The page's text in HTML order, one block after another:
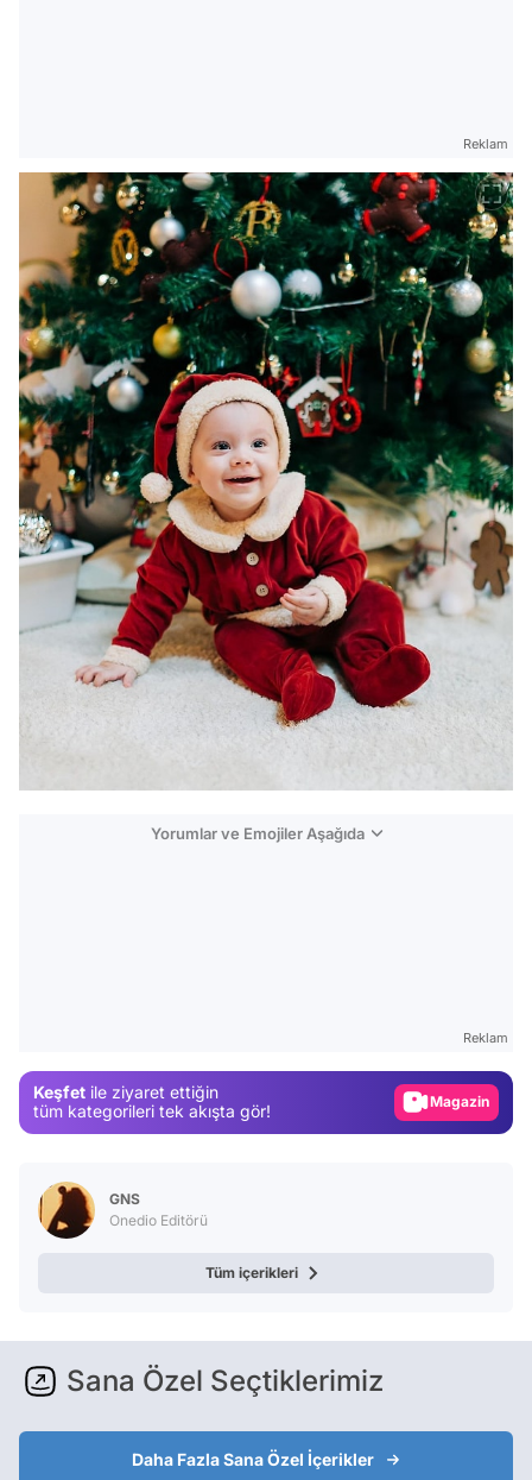
Reklam
Yorumlar ve Emojiler Aşağıda
Reklam
Keşfet ile ziyaret ettiğin
tüm kategorileri tek akışta gör!
Video
GNS
Onedio Editörü
Tüm içerikleri
Sana Özel Seçtiklerimiz
Daha Fazla Sana Özel İçerikler